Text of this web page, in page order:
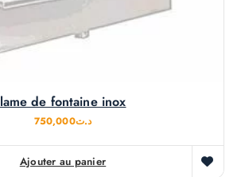
lame de fontaine inox
د.ت750,000
Ajouter au panier